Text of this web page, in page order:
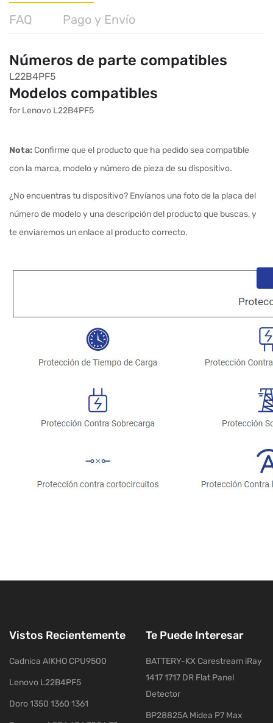
FAQ Pago y Envío
Números de parte compatibles
L22B4PF5
Modelos compatibles
for Lenovo L22B4PF5
Nota:Confirme que el producto que ha pedido sea compatible
con la marca, modelo y número de pieza de su dispositivo.
¿No encuentras tu dispositivo? Envíanos una foto de la placa del
número de modelo y una descripción del producto que buscas, y
te enviaremos un enlace al producto correcto.
Vistos Recientemente
Cadnica AIKHO CPU9500
Lenovo L22B4PF5
Doro 1350 1360 1361
Te Puede Interesar
BATTERY-KX Carestream iRay
1417 1717 DR Flat Panel
Detector
BP28825A Midea P7 Max